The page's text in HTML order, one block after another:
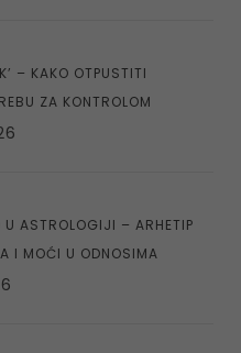
– KAKO OTPUSTITI
ZA KONTROLOM
U ASTROLOGIJI – ARHETIP
I MOĆI U ODNOSIMA